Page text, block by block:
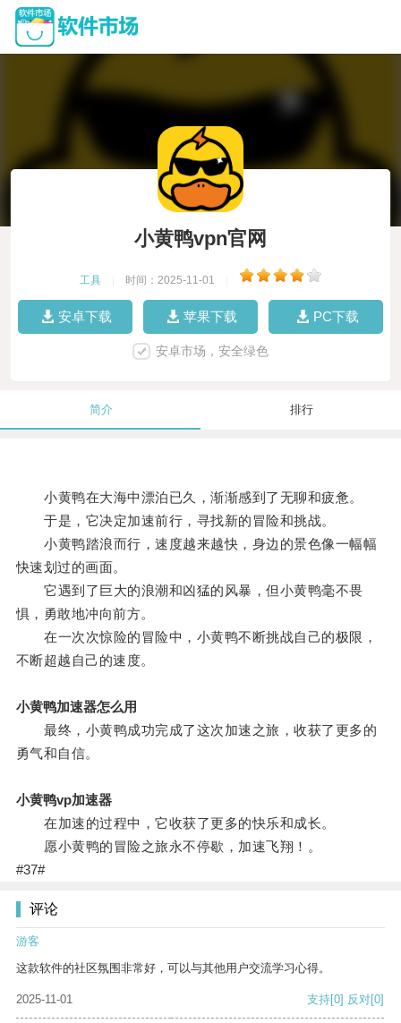
小黄鸭vpn官网
工具 时间：2025-11-01
安卓下载 苹果下载 PC下载
安卓市场，安全绿色
简介 排行
小黄鸭在大海中漂泊已久，渐渐感到了无聊和疲惫。
于是，它决定加速前行，寻找新的冒险和挑战。
小黄鸭踏浪而行，速度越来越快，身边的景色像一幅幅
快速划过的画面。
它遇到了巨大的浪潮和凶猛的风暴，但小黄鸭毫不畏
惧，勇敢地冲向前方。
在一次次惊险的冒险中，小黄鸭不断挑战自己的极限，
不断超越自己的速度。
小黄鸭加速器怎么用
最终，小黄鸭成功完成了这次加速之旅，收获了更多的
勇气和自信。
小黄鸭vp加速器
在加速的过程中，它收获了更多的快乐和成长。
愿小黄鸭的冒险之旅永不停歇，加速飞翔！。
#37#
评论
游客
这款软件的社区氛围非常好，可以与其他用户交流学习心得。
2025-11-01 支持[0] 反对[0]